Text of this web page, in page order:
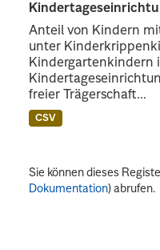
Anteil von Kindern
unter
Kindergartenkindern
freier Trägerschaft...
CSV
Sie können dieses
Dokumentation) abrufen.